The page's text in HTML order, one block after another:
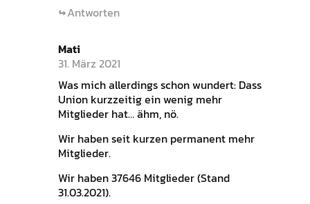
Antworten
Mati
31. März 2021
Was mich allerdings schon wundert: Dass
Union kurzzeitig ein wenig mehr
Mitglieder hat… ähm, nö.
Wir haben seit kurzen permanent mehr
Mitglieder.
Wir haben 37646 Mitglieder (Stand
31.03.2021).